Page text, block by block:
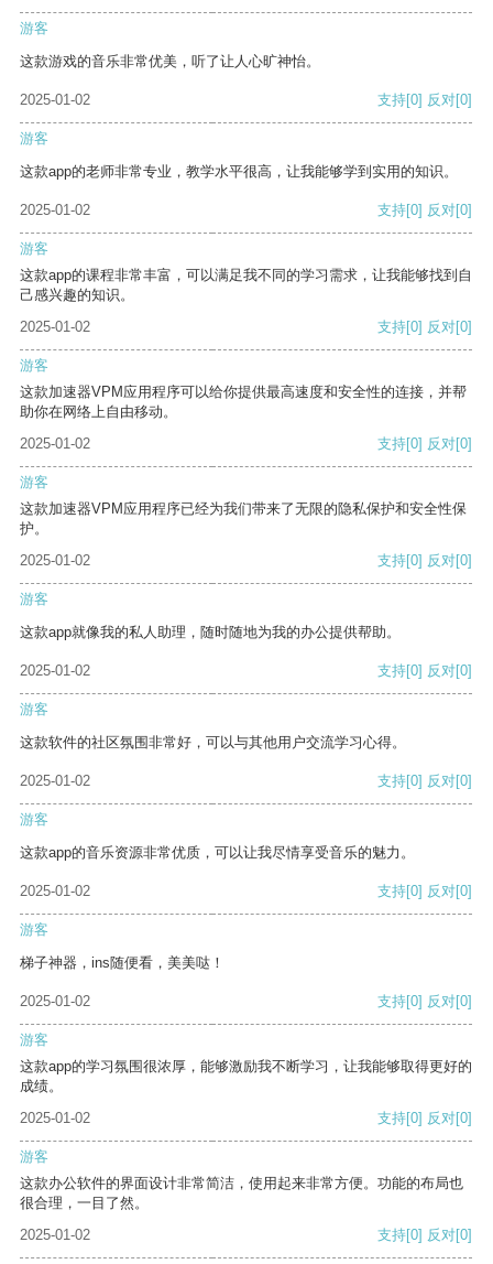
游客
这款游戏的音乐非常优美，听了让人心旷神怡。
2025-01-02 支持[0] 反对[0]
游客
这款app的老师非常专业，教学水平很高，让我能够学到实用的知识。
2025-01-02 支持[0] 反对[0]
游客
这款app的课程非常丰富，可以满足我不同的学习需求，让我能够找到自
己感兴趣的知识。
2025-01-02
支持[0] 反对[0]
游客
这款加速器VPM应用程序可以给你提供最高速度和安全性的连接，并帮
助你在网络上自由移动。
2025-01-02
支持[0] 反对[0]
游客
这款加速器VPM应用程序已经为我们带来了无限的隐私保护和安全性保
护。
2025-01-02
支持[0] 反对[0]
游客
这款app就像我的私人助理，随时随地为我的办公提供帮助。
2025-01-02 支持[0] 反对[0]
游客
这款软件的社区氛围非常好，可以与其他用户交流学习心得。
2025-01-02 支持[0] 反对[0]
游客
这款app的音乐资源非常优质，可以让我尽情享受音乐的魅力。
2025-01-02 支持[0] 反对[0]
游客
梯子神器，ins随便看，美美哒！
2025-01-02 支持[0] 反对[0]
游客
这款app的学习氛围很浓厚，能够激励我不断学习，让我能够取得更好的
成绩。
2025-01-02
支持[0] 反对[0]
游客
这款办公软件的界面设计非常简洁，使用起来非常方便。功能的布局也
很合理，一目了然。
2025-01-02
支持[0] 反对[0]